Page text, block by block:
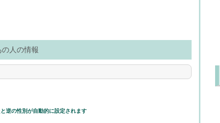
の人の情報
逆の性別が自動的に設定されます